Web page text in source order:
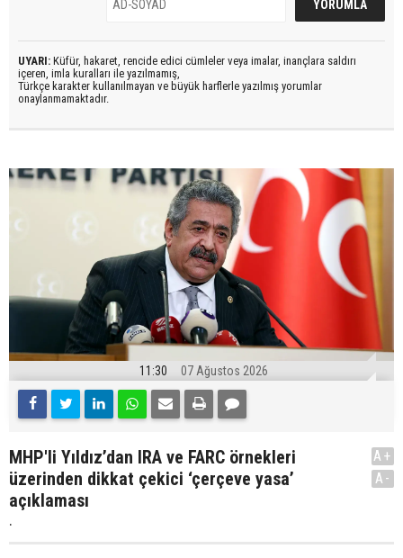
UYARI: Küfür, hakaret, rencide edici cümleler veya imalar, inançlara saldırı
içeren, imla kuralları ile yazılmamış,
Türkçe karakter kullanılmayan ve büyük harflerle yazılmış yorumlar
onaylanmamaktadır.
11:30 07 Ağustos 2026
MHP'li Yıldız’dan IRA ve FARC örnekleri
üzerinden dikkat çekici ‘çerçeve yasa’
açıklaması
.
A+
A-